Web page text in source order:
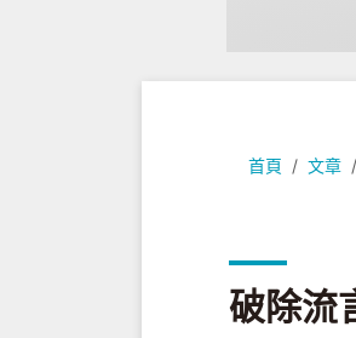
首頁 文章
破除流言
破除流